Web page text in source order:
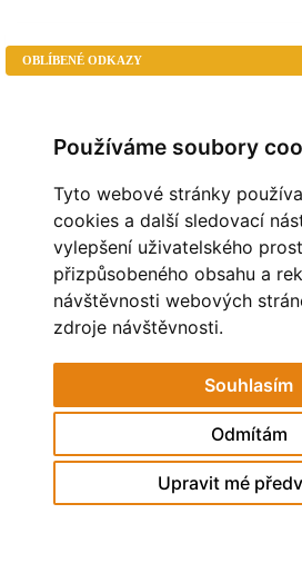
Používáme soubory
Tyto webové stránky
cookies a další sledovací
vylepšení uživatelského
přizpůsobeného obsahu a
návštěvnosti webových
zdroje návštěvnosti.
Souhlasím
Odmítám
Upravit mé
OBLÍBENÉ ODKAZY
POHÁDKOVÁ ZAHRADA
MŠ RESSLOVA
© 2026 eStránky.cz